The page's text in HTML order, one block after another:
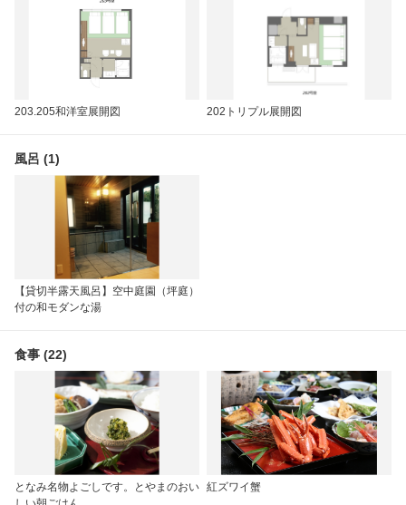
203.205和洋室展開図 202トリプル展開図
風呂 (1)
【貸切半露天風呂】空中庭園（坪庭）
付の和モダンな湯
食事 (22)
となみ名物よごしです。とやまのおい 紅ズワイ蟹